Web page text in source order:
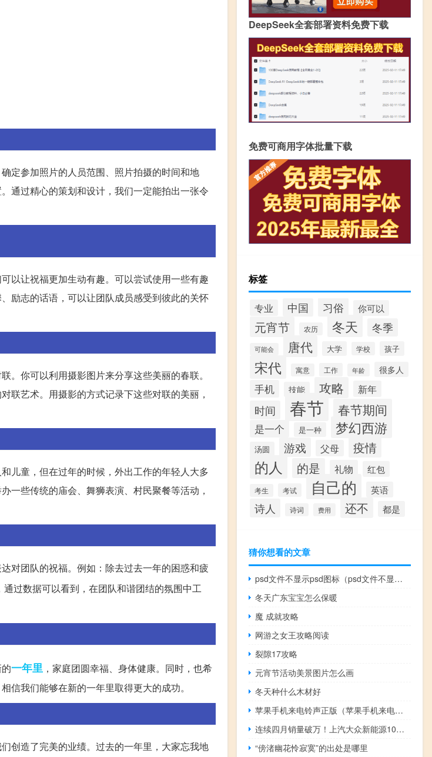
定参加照片的人员范围、照片拍摄的时间和地
通过精心的策划和设计，我们一定能拍出一张令
以让祝福更加生动有趣。可以尝试使用一些有趣
励志的话语，可以让团队成员感受到彼此的关怀
。你可以利用摄影图片来分享这些美丽的春联。
联艺术。用摄影的方式记录下这些对联的美丽，
儿童，但在过年的时候，外出工作的年轻人大多
一些传统的庙会、舞狮表演、村民聚餐等活动，
对团队的祝福。例如：除去过去一年的困惑和疲
过数据可以看到，在团队和谐团结的氛围中工
一年里 ，家庭团圆幸福、身体健康。同时，也希
信我们能够在新的一年里取得更大的成功。
创造了完美的业绩。过去的一年里，大家忘我地
DeepSeek全套部署资料免费下载
免费可商用字体批量下载
标签
专业 中国 习俗 你可以
元宵节 农历 冬天 冬季
可能会 唐代 大学 学校 孩子
宋代 寓意 工作 年龄 很多人
手机 技能 攻略 新年
时间 春节 春节期间
是一个 是一种 梦幻西游
汤圆 游戏 父母 疫情
的人 的是 礼物 红包
考生 考试 自己的 英语
诗人 诗词 费用 还不 都是
猜你想看的文章
psd文件不显示psd图标（psd文件不显示ps图标）
冬天广东宝宝怎么保暖
魔 成就攻略
网游之女王攻略阅读
裂隙17攻略
元宵节活动美景图片怎么画
冬天种什么木材好
苹果手机来电铃声正版（苹果手机来电铃声）
连续四月销量破万！上汽大众新能源10月销量超过1.6万台
“傍渚幽花怜寂寞”的出处是哪里